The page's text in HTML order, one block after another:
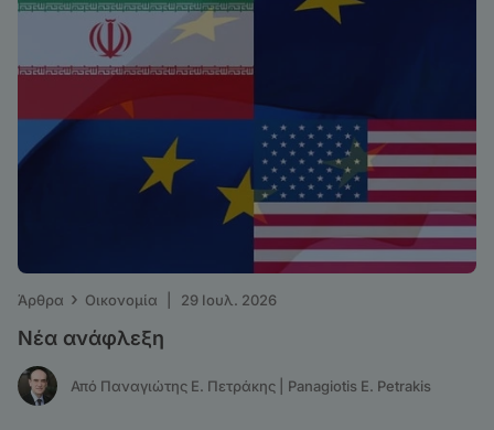
Άρθρα › Οικονομία 29 Ιουλ. 2026
Νέα ανάφλεξη
Από Παναγιώτης Ε. Πετράκης | Panagiotis E. Petrakis